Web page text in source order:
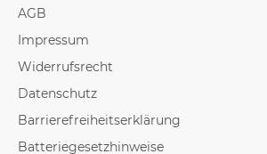
AGB
Impressum
Widerrufsrecht
Datenschutz
Barrierefreiheitserklärung
Batteriegesetzhinweise